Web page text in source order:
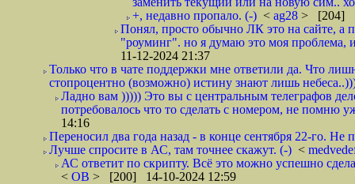
+, недавно пропало. (-) < ag28 > [204]
Понял, просто обычно ЛК это на сайте, а
"роуминг". но я думаю это моя проблема,
11-12-2024 21:37
Только что в чате поддержки мне ответили да. Что
стопроцентно (возможно) истину знают лишь
Ладно вам ))))) Это вы с центральным телеграфов
потребовалось что то сделать с номером, не помню
14:16
Переносил два года назад - в конце сентября 22-го.
Лучше спросите в АС, там точнее скажут. (-) <
АС ответит по скрипту. Всё это можно успешно
< ОВ > [200] 14-10-2024 12:59